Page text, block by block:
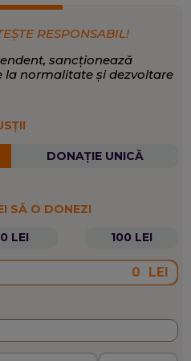
Sănătate, Mediu, Știință
știință Sănătate Timp liber
RESPONSABIL!
sancționează
normalitate și dezvoltare
DONAȚIE UNICĂ
SĂ O DONEZI
LEI 100 LEI
LEI